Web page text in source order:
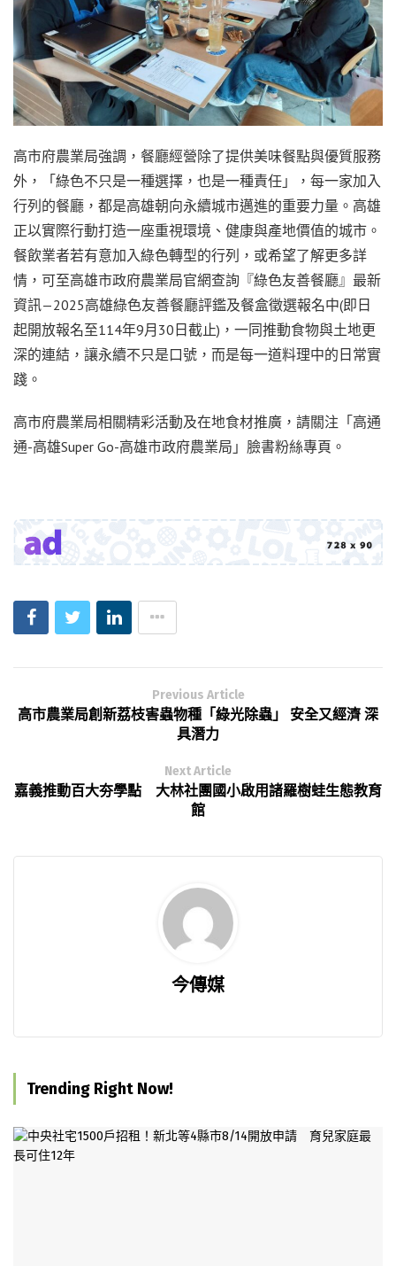
高市府農業局強調，餐廳經營除了提供美味餐點與優質服務
外，「綠色不只是一種選擇，也是一種責任」，每一家加入
行列的餐廳，都是高雄朝向永續城市邁進的重要力量。高雄
正以實際行動打造一座重視環境、健康與產地價值的城市。
餐飲業者若有意加入綠色轉型的行列，或希望了解更多詳
情，可至高雄市政府農業局官網查詢『綠色友善餐廳』最新
資訊—2025高雄綠色友善餐廳評鑑及餐盒徵選報名中(即日
起開放報名至114年9月30日截止)，一同推動食物與土地更
深的連結，讓永續不只是口號，而是每一道料理中的日常實
踐。
高市府農業局相關精彩活動及在地食材推廣，請關注「高通
通-高雄Super Go-高雄市政府農業局」臉書粉絲專頁。
Previous Article
高市農業局創新荔枝害蟲物種「綠光除蟲」 安全又經濟 深
具潛力
Next Article
嘉義推動百大夯學點 大林社團國小啟用諸羅樹蛙生態教育
館
今傳媒
Trending Right Now!